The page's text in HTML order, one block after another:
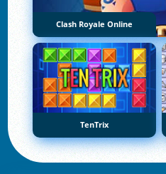
Clash Royale Online
TenTrix